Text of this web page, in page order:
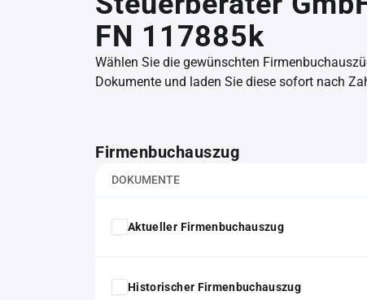
FN 117885k
Wählen Sie die gewünschten
Dokumente und laden Sie diese sofort nach
Firmenbuchauszug
DOKUMENTE
Aktueller Firmenbuchauszug
Historischer Firmenbuchauszug